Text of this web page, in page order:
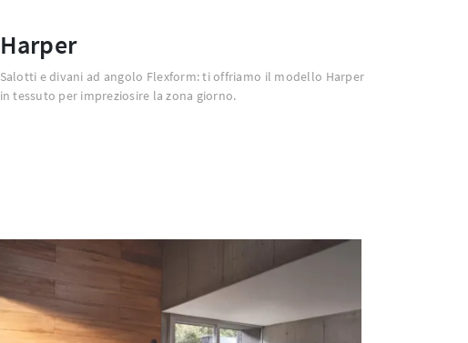
Harper
Salotti e divani ad angolo Flexform: ti offriamo il modello Harper
in tessuto per impreziosire la zona giorno.